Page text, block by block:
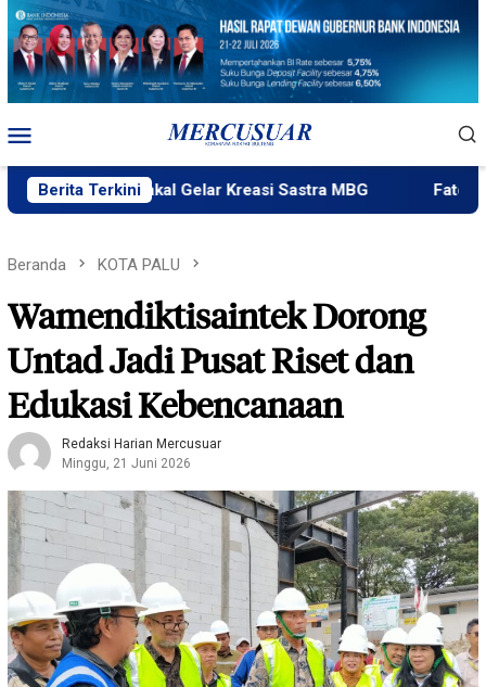
Loncat
konten
Mobile
Berita Terkini
Bakal Gelar Kreasi Sastra MBG Fatek Untad
Beranda KOTA PALU
Wamendiktisaintek Dorong
Untad Jadi Pusat Riset dan
Edukasi Kebencanaan
Redaksi Harian Mercusuar
Minggu, 21 Juni 2026